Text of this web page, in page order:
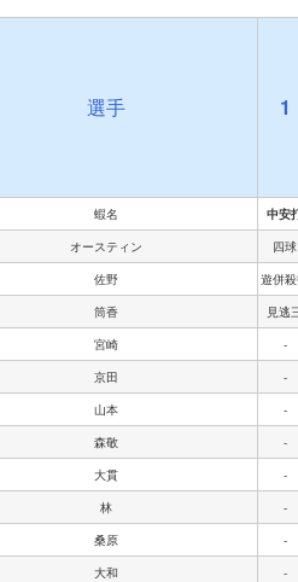
選手 1
蝦名
中安
オースティン
四球
佐野
遊併
筒香
見逃
宮崎
-
京田
-
山本
-
森敬
-
大貫
-
林
-
桑原
-
大和
-